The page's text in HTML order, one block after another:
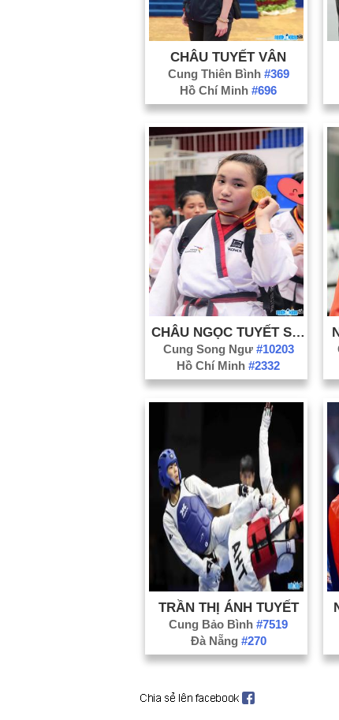
CHÂU TUYẾT VÂN
Cung Thiên Bình #369
Hồ Chí Minh#696
CHÂU NGỌC TUYẾT SANG
Cung Song Ngư #10203
Hồ Chí Minh#2332
TRẦN THỊ ÁNH TUYẾT
Cung Bảo Bình#7519
Đà Nẵng #270